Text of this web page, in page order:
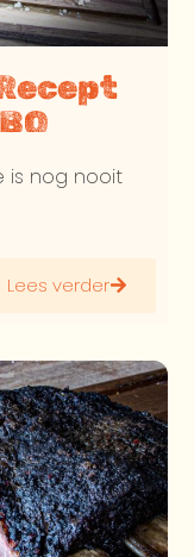
is nog nooit
Lees verder